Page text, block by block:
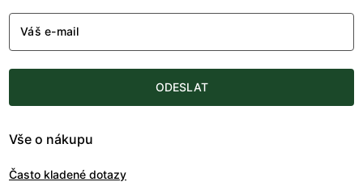
Váš e-mail
ODESLAT
Vše o nákupu
Často kladené dotazy